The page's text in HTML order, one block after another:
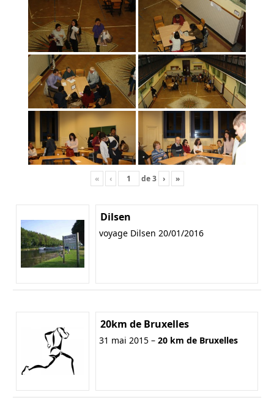
« ‹ de3 › »
Dilsen
voyage Dilsen 20/01/2016
20km de Bruxelles
31 mai 2015 – 20 km de Bruxelles